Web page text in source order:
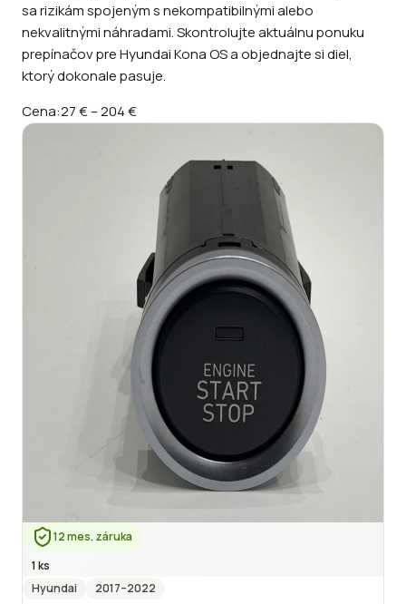
sa rizikám spojeným s nekompatibilnými alebo
nekvalitnými náhradami. Skontrolujte aktuálnu ponuku
prepínačov pre Hyundai Kona OS a objednajte si diel,
ktorý dokonale pasuje.
Cena:27 €–204 €
12 mes. záruka
1 ks
Hyundai
2017–2022